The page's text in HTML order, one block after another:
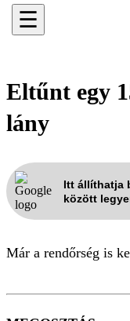
☰
Eltűnt egy
lány
Itt állíthatja
között
Már a rendőrség is